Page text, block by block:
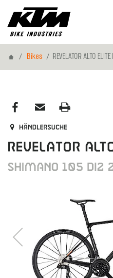
HomeBikes REVELATOR ALTO
Händlersuche
REVELATOR
Shimano 105 Di2
Previous